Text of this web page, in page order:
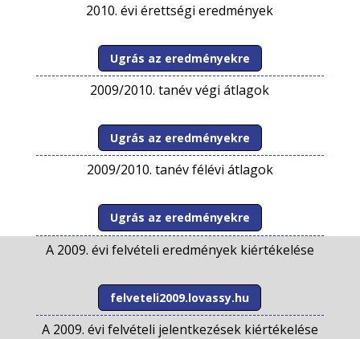
2010. évi érettségi eredmények
Ugrás az eredményekre
2009/2010. tanév végi átlagok
Ugrás az eredményekre
2009/2010. tanév félévi átlagok
Ugrás az eredményekre
A 2009. évi felvételi eredmények kiértékelése
felveteli2009.lovassy.hu
A 2009. évi felvételi jelentkezések kiértékelése